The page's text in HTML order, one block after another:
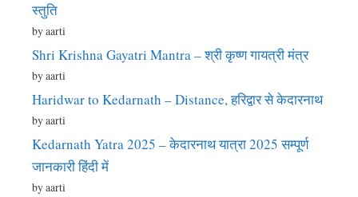
स्तुति
by aarti
Shri Krishna Gayatri Mantra – श्री कृष्ण गायत्री मंत्र
by aarti
Haridwar to Kedarnath – Distance, हरिद्वार से केदारनाथ
by aarti
Kedarnath Yatra 2025 – केदारनाथ यात्रा 2025 सम्पूर्ण
जानकारी हिंदी में
by aarti